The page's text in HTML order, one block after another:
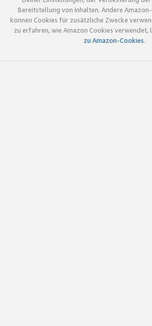
Bereitstellung von Inhalten. Andere
können Cookies für zusätzliche Zwecke
zu erfahren, wie Amazon Cookies verwendet,
zu Amazon-Cookies.